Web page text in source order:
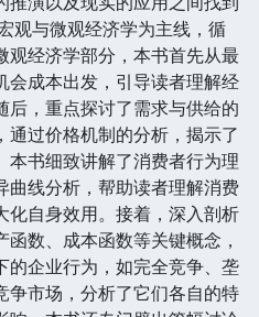
观与微观经济学为主线，循
观经济学部分，本书首先从最
会成本出发，引导读者理解经
后，重点探讨了需求与供给的
通过价格机制的分析，揭示了
本书细致讲解了消费者行为理
曲线分析，帮助读者理解消费
化自身效用。接着，深入剖析
数、成本函数等关键概念，
的企业行为，如完全竞争、垄
争市场，分析了它们各自的特